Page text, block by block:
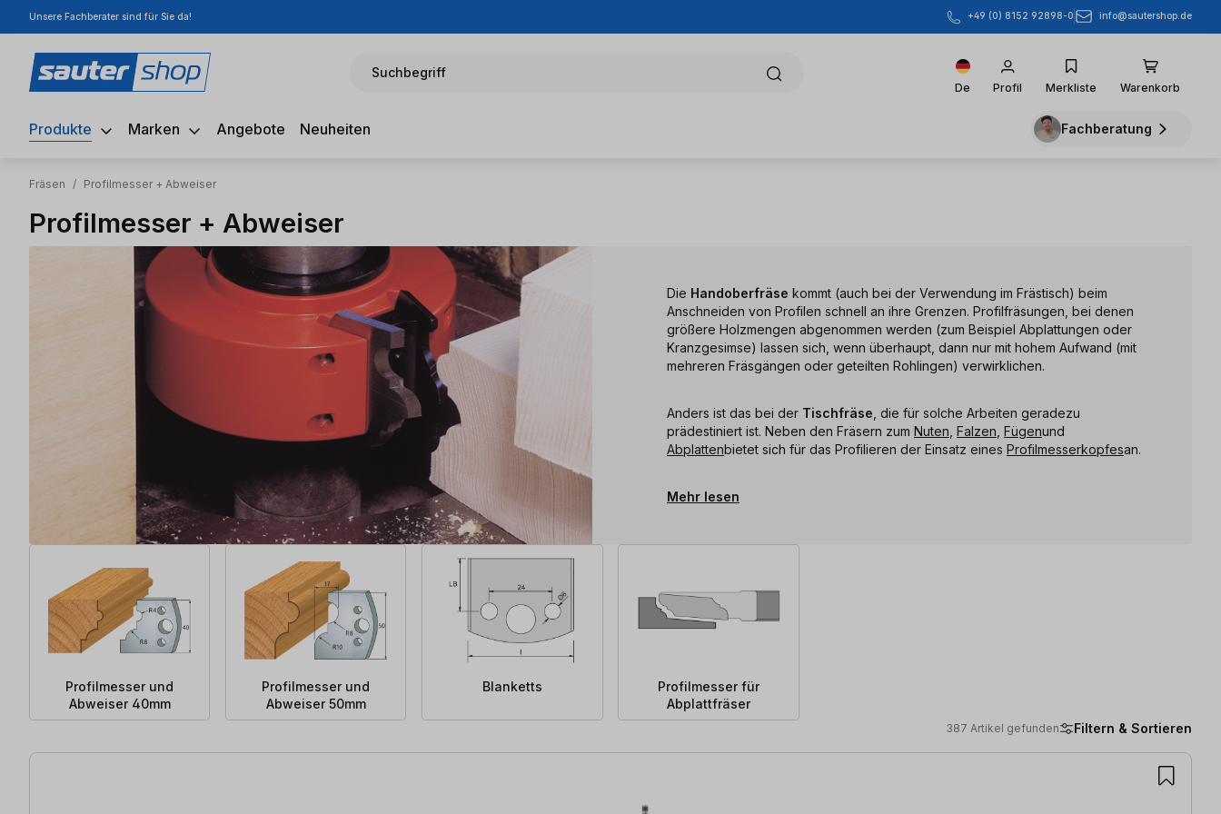
Hauptinhalt springen
Zur Suche springen
Zur Hauptnavigation springen
Unsere Fachberater sind für Sie da! +49 (0) 8152 92898-0 info@sautershop.de
Suchbegriff
De Profil Merkliste Warenkorb
Produkte Marken Angebote Neuheiten Fachberatung
Fräsen / Profilmesser + Abweiser
Profilmesser + Abweiser
Die Handoberfräse kommt (auch bei der Verwendung im Frästisch) beim
Anschneiden von Profilen schnell an ihre Grenzen. Profilfräsungen, bei denen
größere Holzmengen abgenommen werden (zum Beispiel Abplattungen oder
Kranzgesimse) lassen sich, wenn überhaupt, dann nur mit hohem Aufwand (mit
mehreren Fräsgängen oder geteilten Rohlingen) verwirklichen.
Anders ist das bei der Tischfräse , die für solche Arbeiten geradezu
prädestiniert ist. Neben den Fräsern zum Nuten Falzen Fügenund
Abplattenbietet sich für das Profilieren der Einsatz eines Profilmesserkopfesan.
Mehr lesen
Profilmesser und
Abweiser 40mm
Profilmesser und
Abweiser 50mm
Blanketts
Profilmesser für
Abplattfräser
387 Artikel gefunden Filtern & Sortieren
387 Artikel gefunden